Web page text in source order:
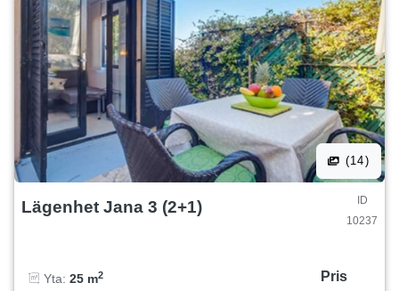
(14)
Lägenhet Jana 3 (2+1)
ID
10237
Yta: 25 m2
Pris